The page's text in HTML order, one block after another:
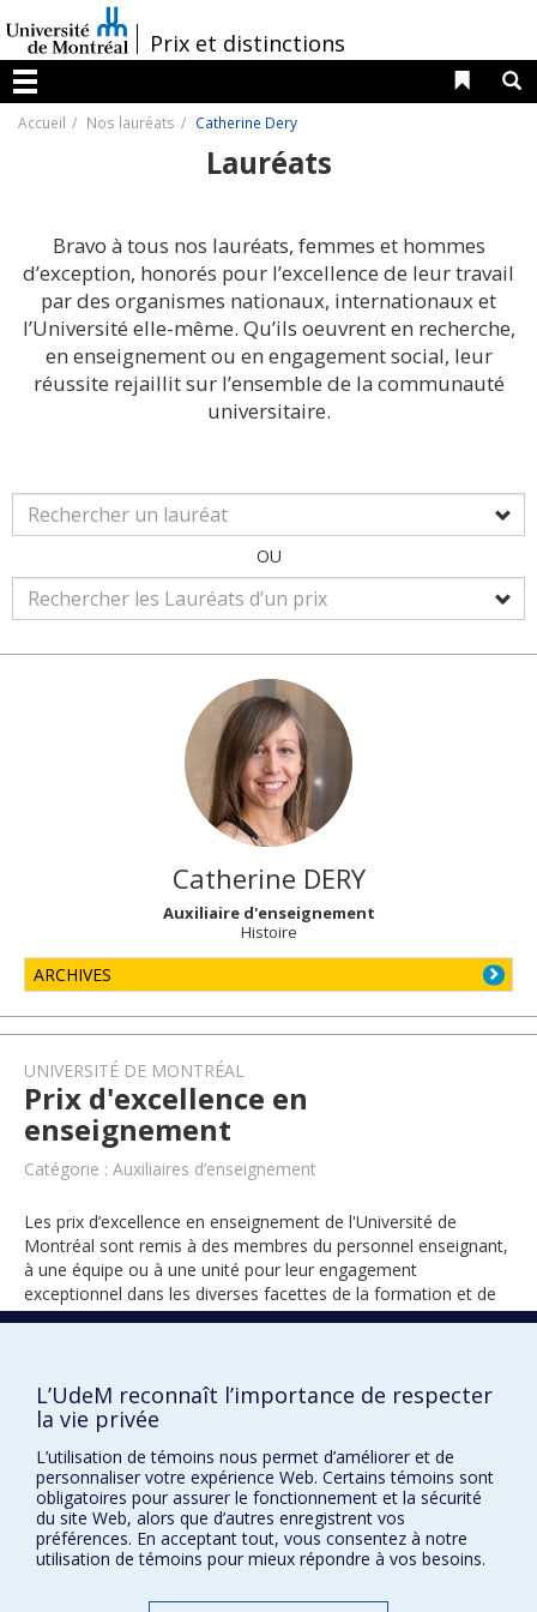
au
contenu
/Prix et distinctions
Menu
Liens
Accueil Nos lauréats Catherine Dery
Lauréats
Bravo à tous nos lauréats, femmes et hommes
d’exception, honorés pour l’excellence de leur travail
par des organismes nationaux, internationaux et
l’Université elle-même. Qu’ils oeuvrent en recherche,
en enseignement ou en engagement social, leur
réussite rejaillit sur l’ensemble de la communauté
universitaire.
OU
Catherine DERY
Auxiliaire d'enseignement
Histoire
ARCHIVES
UNIVERSITÉ DE MONTRÉAL
Prix d'excellence en
enseignement
Catégorie : Auxiliaires d’enseignement
Les prix d’excellence en enseignement de l'Université de
Montréal sont remis à des membres du personnel enseignant,
à une équipe ou à une unité pour leur engagement
exceptionnel dans les diverses facettes de la formation et de
l’encadrement des étudiants.
2018
Prix et distinctions
L’UdeM reconnaît l’importance de respecter
la vie privée
L’utilisation de témoins nous permet d’améliorer et de
personnaliser votre expérience Web. Certains témoins sont
obligatoires pour assurer le fonctionnement et la sécurité
du site Web, alors que d’autres enregistrent vos
préférences. En acceptant tout, vous consentez à notre
utilisation de témoins pour mieux répondre à vos besoins.